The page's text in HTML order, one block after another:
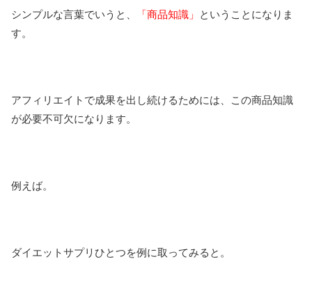
シンプルな言葉でいうと、 「商品知識」
ということになりま
す。
アフィリエイトで成果を出し続けるためには、この商品知識
が必要不可欠になります。
例えば。
ダイエットサプリひとつを例に取ってみると。